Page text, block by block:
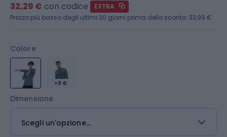
Colore
+9 €
Dimensione
Scegli un'opzione...
32,29 € con codice
EXTRA
Prezzo più basso degli ultimi 30 giorni prima dello sconto: 33,99 €